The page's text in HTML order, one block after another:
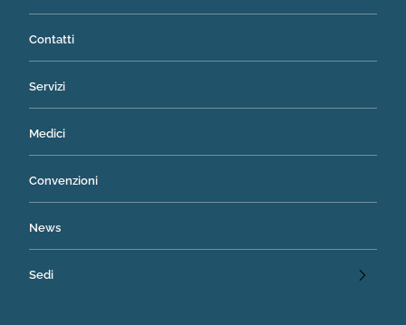
Contatti
Servizi
Medici
Convenzioni
News
Sedi